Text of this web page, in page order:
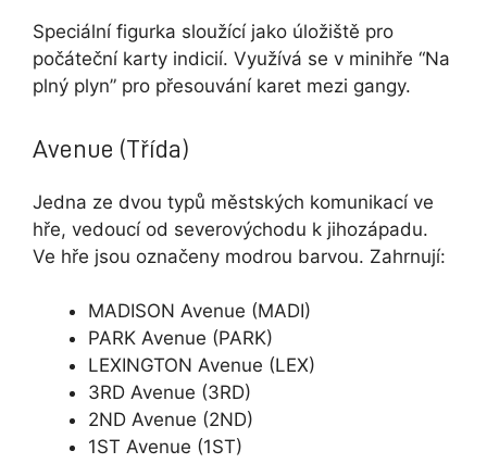
Speciální figurka sloužící jako úložiště pro
počáteční karty indicií. Využívá se v minihře “Na
plný plyn” pro přesouvání karet mezi gangy.
Avenue (Třída)
Jedna ze dvou typů městských komunikací ve
hře, vedoucí od severovýchodu k jihozápadu.
Ve hře jsou označeny modrou barvou. Zahrnují:
MADISON Avenue (MADI)
PARK Avenue (PARK)
LEXINGTON Avenue (LEX)
3RD Avenue (3RD)
2ND Avenue (2ND)
1ST Avenue (1ST)